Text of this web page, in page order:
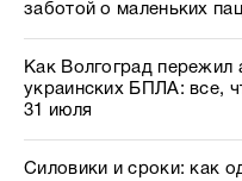
заботой о маленьких
Как Волгоград пережил
украинских БПЛА: все,
31 июля
Силовики и сроки: как